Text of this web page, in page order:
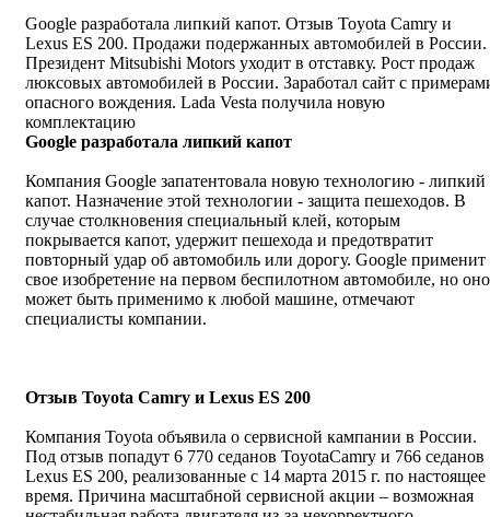
Google разработала липкий капот. Отзыв Toyota Camry и
Lexus ES 200. Продажи подержанных автомобилей в России.
Президент Mitsubishi Motors уходит в отставку. Рост продаж
люксовых автомобилей в России. Заработал сайт с
опасного вождения. Lada Vesta получила новую
комплектацию
Google разработала липкий капот
Компания Google запатентовала новую технологию - липкий
капот. Назначение этой технологии - защита пешеходов. В
случае столкновения специальный клей, которым
покрывается капот, удержит пешехода и предотвратит
повторный удар об автомобиль или дорогу. Google применит
свое изобретение на первом беспилотном автомобиле, но оно
может быть применимо к любой машине, отмечают
специалисты компании.
Отзыв Toyota Camry и Lexus ES 200
Компания Тоyota объявила о сервисной кампании в России.
Под отзыв попадут 6 770 седанов ToyotaCamry и 766 седанов
Lexus ES 200, реализованные с 14 марта 2015 г. по настоящее
время. Причина масштабной сервисной акции – возможная